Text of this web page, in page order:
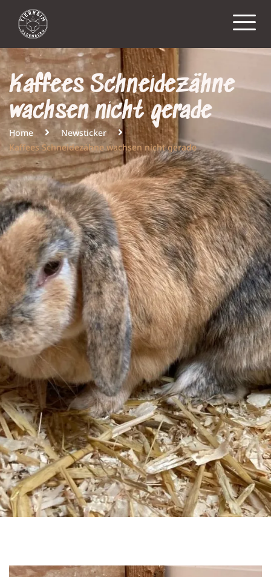
Kaffees Schneidezähne
wachsen nicht gerade
Home
Newsticker
Kaffees Schneidezähne wachsen nicht gerade